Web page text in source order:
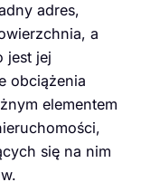
adres,
a
jest jej
obciążenia
elementem
się na nim